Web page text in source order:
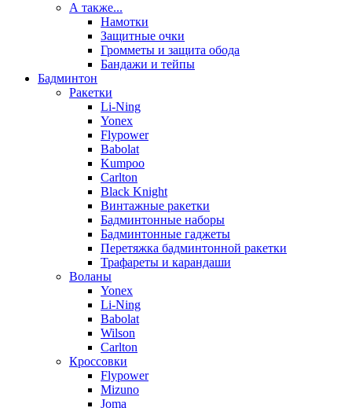
А также...
Намотки
Защитные очки
Громметы и защита обода
Бандажи и тейпы
Бадминтон
Ракетки
Li-Ning
Yonex
Flypower
Babolat
Kumpoo
Carlton
Black Knight
Винтажные ракетки
Бадминтонные наборы
Бадминтонные гаджеты
Перетяжка бадминтонной ракетки
Трафареты и карандаши
Воланы
Yonex
Li-Ning
Babolat
Wilson
Carlton
Кроссовки
Flypower
Mizuno
Joma